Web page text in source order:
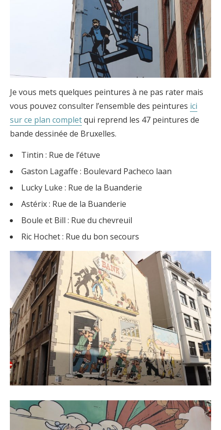
Je vous mets quelques peintures à ne pas rater mais
vous pouvez consulter l’ensemble des peintures ici
sur ce plan completqui reprend les 47 peintures de
bande dessinée de Bruxelles.
Tintin : Rue de l’étuve
Gaston Lagaffe : Boulevard Pacheco laan
Lucky Luke : Rue de la Buanderie
Astérix : Rue de la Buanderie
Boule et Bill : Rue du chevreuil
Ric Hochet : Rue du bon secours